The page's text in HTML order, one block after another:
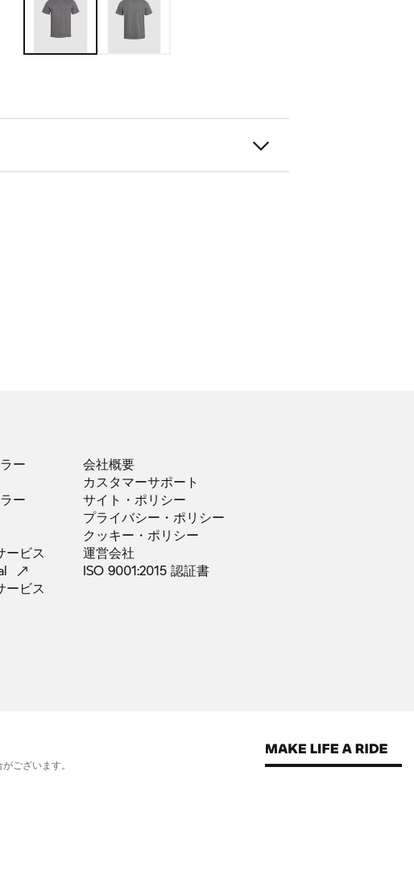
ー
ー
ービス
ービス
会社概要
カスタマーサポート
サイト・ポリシー
プライバシー・ポリシー
クッキー・ポリシー
運営会社
ISO 9001:2015 認証書
ございます。